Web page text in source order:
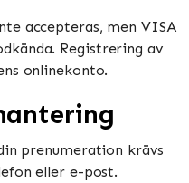
accepteras, men VISA
Registrering av
onlinekonto.
prenumeration krävs
eller e-post.